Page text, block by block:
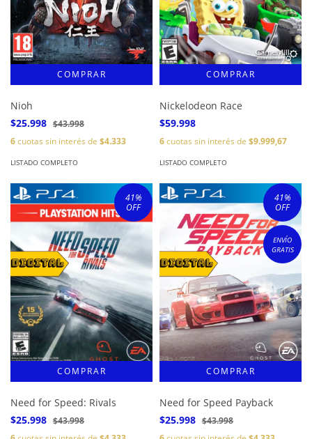
Nioh
$25.998 $43.998
6cuotas sin interés de $4.333
LISTADO COMPLETO
Nickelodeon Race
$59.998
6cuotas sin interés de $9.999,67
LISTADO COMPLETO
41%
OFF
Need for Speed: Rivals
$25.998 $43.998
41%
OFF
ENVÍO
GRATIS
Need for Speed Payback
$25.998 $43.998